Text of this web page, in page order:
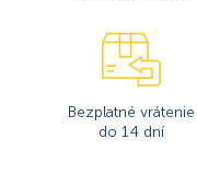
Bezplatné vrátenie
do 14 dní